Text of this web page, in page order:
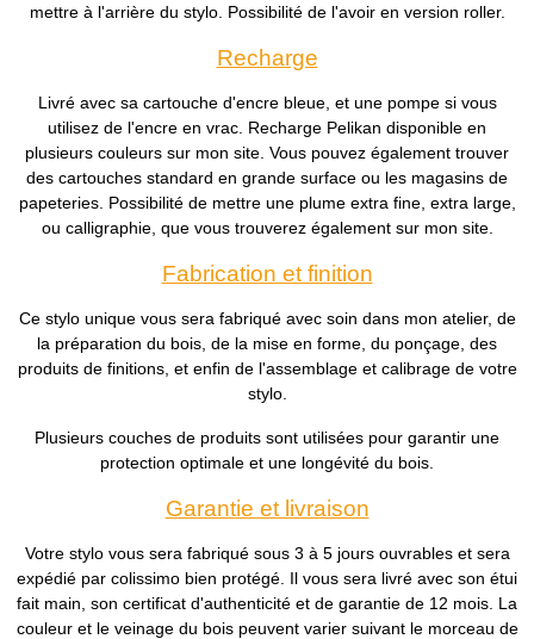
mettre à l'arrière du stylo. Possibilité de l'avoir en version roller.
Recharge
Livré avec sa cartouche d'encre bleue, et une pompe si vous
utilisez de l'encre en vrac. Recharge Pelikan disponible en
plusieurs couleurs sur mon site. Vous pouvez également trouver
des cartouches standard en grande surface ou les magasins de
papeteries. Possibilité de mettre une plume extra fine, extra large,
ou calligraphie, que vous trouverez également sur mon site.
Fabrication et finition
Ce stylo unique vous sera fabriqué avec soin dans mon atelier, de
la préparation du bois, de la mise en forme, du ponçage, des
produits de finitions, et enfin de l'assemblage et calibrage de votre
stylo.
Plusieurs couches de produits sont utilisées pour garantir une
protection optimale et une longévité du bois.
Garantie et livraison
Votre stylo vous sera fabriqué sous 3 à 5 jours ouvrables et sera
expédié par colissimo bien protégé. Il vous sera livré avec son étui
fait main, son certificat d'authenticité et de garantie de 12 mois. La
couleur et le veinage du bois peuvent varier suivant le morceau de